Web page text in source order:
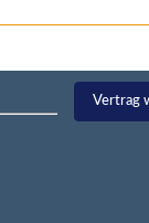
Vertrag